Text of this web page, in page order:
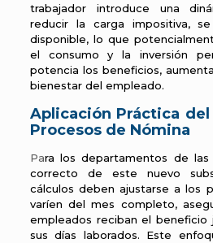
trabajador introduce una
reducir la carga impositiva,
disponible, lo que
el consumo y la inversión
potencia los beneficios,
bienestar del empleado.
Aplicación Práctica
Procesos de Nómina
Para los departamentos de las
correcto de este nuevo
cálculos deben ajustarse a los
varíen del mes completo,
empleados reciban el beneficio
sus días laborados. Este